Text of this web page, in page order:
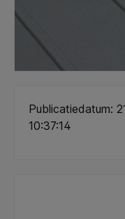
Publicatiedatum:
10:37:14